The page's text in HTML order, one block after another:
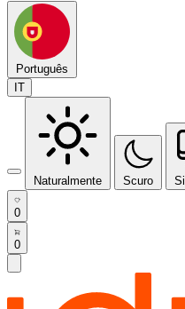
Português
IT
Naturalmente Scuro
0
0